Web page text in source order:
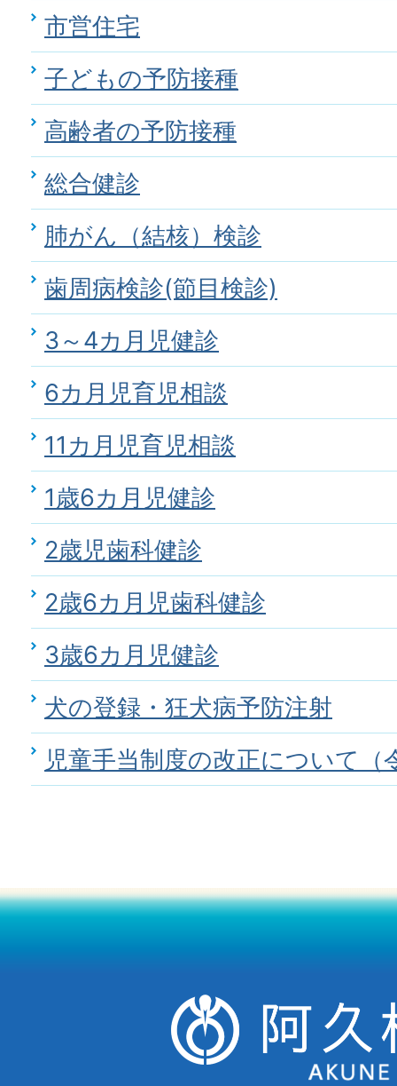
市営住宅
子どもの予防接種
高齢者の予防接種
総合健診
肺がん（結核）検診
歯周病検診(節目検診)
3～4カ月児健診
6カ月児育児相談
11カ月児育児相談
1歳6カ月児健診
2歳児歯科健診
2歳6カ月児歯科健診
3歳6カ月児健診
犬の登録・狂犬病予防注射
児童手当制度の改正について（